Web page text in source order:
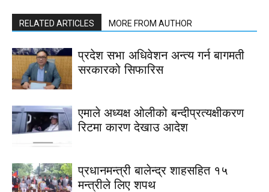
RELATED ARTICLES MORE FROM AUTHOR
प्रदेश सभा अधिवेशन अन्त्य गर्न बागमती
सरकारको सिफारिस
एमाले अध्यक्ष ओलीको बन्दीप्रत्यक्षीकरण
रिटमा कारण देखाउ आदेश
प्रधानमन्त्री बालेन्द्र शाहसहित १५
मन्त्रीले लिए शपथ